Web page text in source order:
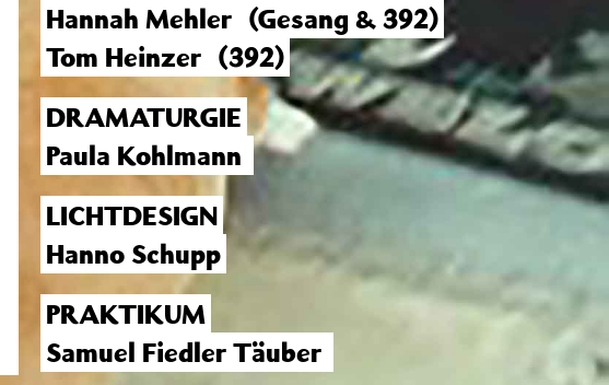
Hannah Mehler (Gesang & 392)
Tom Heinzer (392)
DRAMATURGIE
Paula Kohlmann
LICHTDESIGN
Hanno Schupp
PRAKTIKUM
Samuel Fiedler Täuber